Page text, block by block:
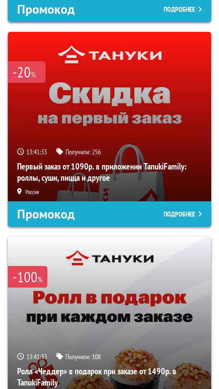
Промокод ПОДРОБНЕЕ
-20%
13:41:32 Получили:256
Первый заказ от 1090р. в приложении TanukiFamily:
роллы, суши, пицца и другое
Россия
Промокод ПОДРОБНЕЕ
-100%
13:41:32 Получили: 108
Ролл «Чеддер» в подарок при заказе от 1490р. в
TanukiFamily